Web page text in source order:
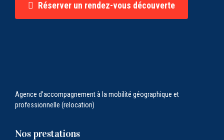
Réserver un rendez-vous découverte
Agence d’accompagnement à la mobilité géographique et
professionnelle (relocation)
Nos prestations